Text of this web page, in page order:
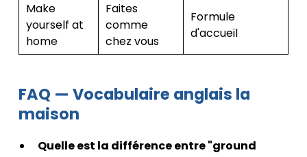
Make
yourself at
home
Faites
comme
chez vous
Formule
d'accueil
FAQ — Vocabulaire anglais la
maison
Quelle est la différence entre "ground